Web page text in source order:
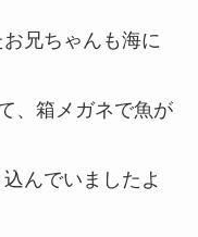
兄ちゃんも海に
、箱メガネで魚が
んでいましたよ